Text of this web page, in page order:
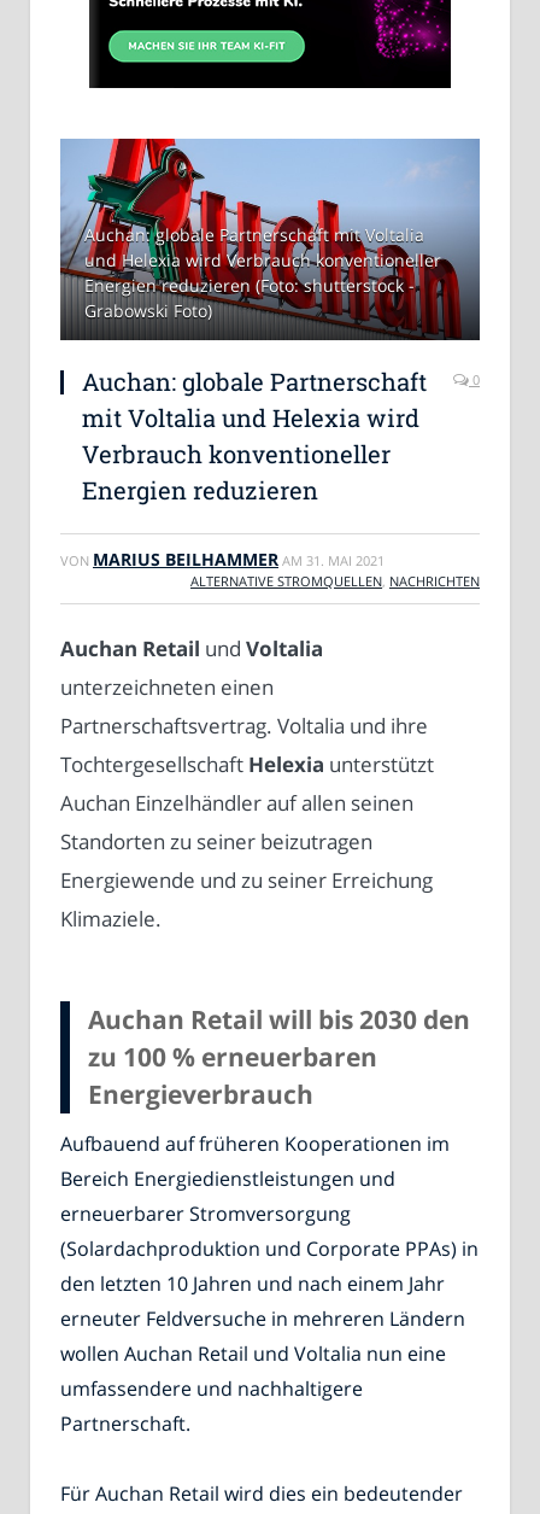
Auchan: globale Partnerschaft mit Voltalia
und Helexia wird Verbrauch konventioneller
Energien reduzieren (Foto: shutterstock -
Grabowski Foto)
Auchan: globale Partnerschaft
mit Voltalia und Helexia wird
Verbrauch konventioneller
Energien reduzieren
0
VON MARIUS BEILHAMMER AM 31. MAI 2021
ALTERNATIVE STROMQUELLEN NACHRICHTEN
Auchan Retail und Voltalia
unterzeichneten einen
Partnerschaftsvertrag. Voltalia und ihre
Tochtergesellschaft Helexia unterstützt
Auchan Einzelhändler auf allen seinen
Standorten zu seiner beizutragen
Energiewende und zu seiner Erreichung
Klimaziele.
Auchan Retail will bis 2030 den
zu 100 % erneuerbaren
Energieverbrauch
Aufbauend auf früheren Kooperationen im
Bereich Energiedienstleistungen und
erneuerbarer Stromversorgung
(Solardachproduktion und Corporate PPAs) in
den letzten 10 Jahren und nach einem Jahr
erneuter Feldversuche in mehreren Ländern
wollen Auchan Retail und Voltalia nun eine
umfassendere und nachhaltigere
Partnerschaft.
Für Auchan Retail wird dies ein bedeutender